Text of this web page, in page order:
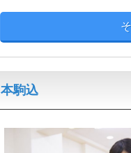
本駒込